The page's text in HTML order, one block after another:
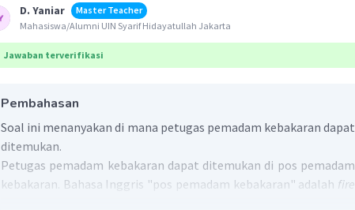
D. Yaniar
Master Teacher
Mahasiswa/Alumni UIN Syarif Hidayatullah Jakarta
Jawaban terverifikasi
Pembahasan
Soal ini menanyakan di mana petugas pemadam kebakaran dapat
ditemukan.
Petugas pemadam kebakaran dapat ditemukan di pos pemadam
kebakaran. Bahasa Inggris "pos pemadam kebakaran" adalah fire